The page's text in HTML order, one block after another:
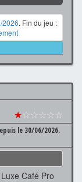
2026. Fin du jeu :
★☆☆☆☆☆
le 30/06/2026.
Café Pro